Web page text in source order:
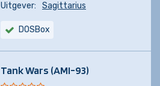
Uitgever:
Sagittarius
DOSBox
Tank Wars (AMI-93)